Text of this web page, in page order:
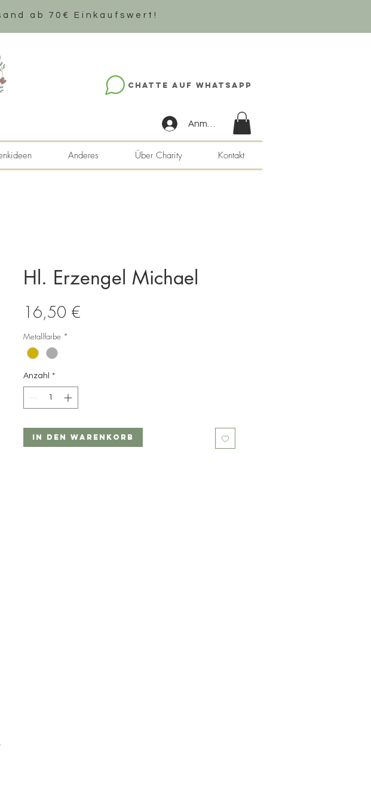
ab 70€ Einkaufswert!
Chatte auf WhatsApp
Anmelden
Anderes Über Charity Kontakt
Hl. Erzengel Michael
16,50 €
Metallfarbe *
Anzahl *
In den Warenkorb